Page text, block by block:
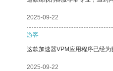
2025-09-22
游客
这款加速器VPM应用程序已经为
2025-09-22